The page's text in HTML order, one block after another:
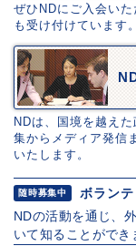
ぜひNDにご入会い
も受け付けています。
NDは、国境を越え
集からメディア発信
いたします。
随時募集中
ボラン
NDの活動を通じ、
いて知ることができ